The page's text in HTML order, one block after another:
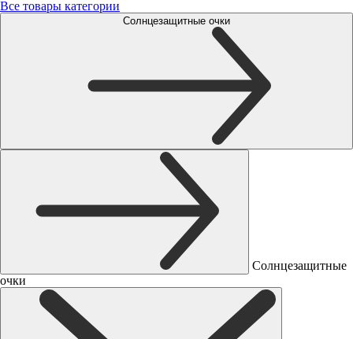
Все товары категории
Солнцезащитные очки
Солнцезащитные
очки